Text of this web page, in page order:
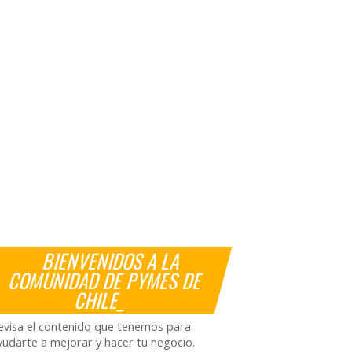
BIENVENIDOS A LA
COMUNIDAD DE PYMES DE
CHILE_
el contenido que tenemos para
a mejorar y hacer tu negocio.